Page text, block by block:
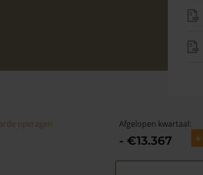
opvragen
Afgelopen kwartaal:
- €13.367